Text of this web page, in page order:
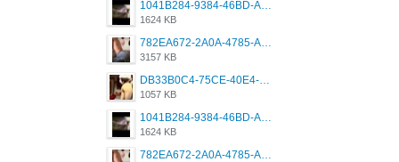
1041B284-9384-46BD-A8D2-2905F5837CAA.png
1624 KB
782EA672-2A0A-4785-A337-4340E4AFEE7A.png
3157 KB
DB33B0C4-75CE-40E4-A6AC-0197671C4DF7.jpeg
1057 KB
1041B284-9384-46BD-A8D2-2905F5837CAA.png
1624 KB
782EA672-2A0A-4785-A337-4340E4AFEE7A.png